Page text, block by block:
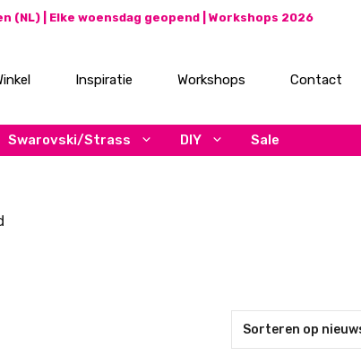
| Elke woensdag geopend | Workshops 2026
Inspiratie Workshops Contact
Swarovski/Strass DIY Sale